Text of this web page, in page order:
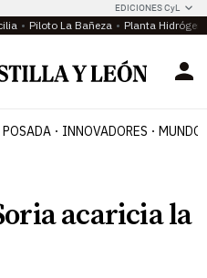
EDICIONES CyL
Piloto La Bañeza Planta
INNOVADORES MUNDO
acaricia la